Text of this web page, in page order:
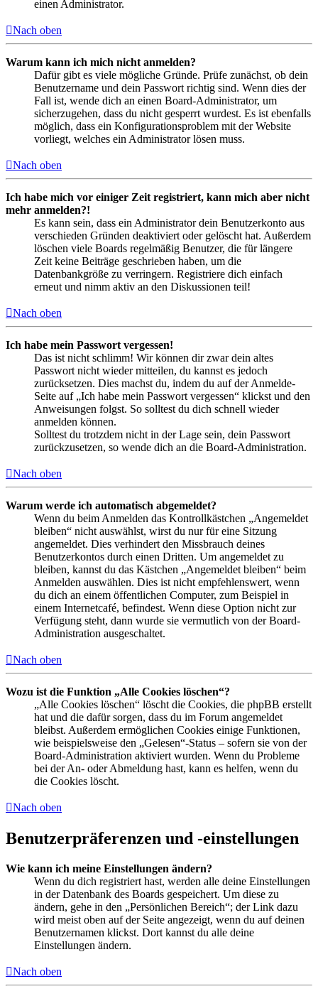
einen Administrator.
Nach oben
Warum kann ich mich nicht anmelden?
Dafür gibt es viele mögliche Gründe. Prüfe zunächst, ob dein
Benutzername und dein Passwort richtig sind. Wenn dies der
Fall ist, wende dich an einen Board-Administrator, um
sicherzugehen, dass du nicht gesperrt wurdest. Es ist ebenfalls
möglich, dass ein Konfigurationsproblem mit der Website
vorliegt, welches ein Administrator lösen muss.
Nach oben
Ich habe mich vor einiger Zeit registriert, kann mich aber nicht
mehr anmelden?!
Es kann sein, dass ein Administrator dein Benutzerkonto aus
verschieden Gründen deaktiviert oder gelöscht hat. Außerdem
löschen viele Boards regelmäßig Benutzer, die für längere
Zeit keine Beiträge geschrieben haben, um die
Datenbankgröße zu verringern. Registriere dich einfach
erneut und nimm aktiv an den Diskussionen teil!
Nach oben
Ich habe mein Passwort vergessen!
Das ist nicht schlimm! Wir können dir zwar dein altes
Passwort nicht wieder mitteilen, du kannst es jedoch
zurücksetzen. Dies machst du, indem du auf der Anmelde-
Seite auf „Ich habe mein Passwort vergessen“ klickst und den
Anweisungen folgst. So solltest du dich schnell wieder
anmelden können.
Solltest du trotzdem nicht in der Lage sein, dein Passwort
zurückzusetzen, so wende dich an die Board-Administration.
Nach oben
Warum werde ich automatisch abgemeldet?
Wenn du beim Anmelden das Kontrollkästchen „Angemeldet
bleiben“ nicht auswählst, wirst du nur für eine Sitzung
angemeldet. Dies verhindert den Missbrauch deines
Benutzerkontos durch einen Dritten. Um angemeldet zu
bleiben, kannst du das Kästchen „Angemeldet bleiben“ beim
Anmelden auswählen. Dies ist nicht empfehlenswert, wenn
du dich an einem öffentlichen Computer, zum Beispiel in
einem Internetcafé, befindest. Wenn diese Option nicht zur
Verfügung steht, dann wurde sie vermutlich von der Board-
Administration ausgeschaltet.
Nach oben
Wozu ist die Funktion „Alle Cookies löschen“?
„Alle Cookies löschen“ löscht die Cookies, die phpBB erstellt
hat und die dafür sorgen, dass du im Forum angemeldet
bleibst. Außerdem ermöglichen Cookies einige Funktionen,
wie beispielsweise den „Gelesen“-Status – sofern sie von der
Board-Administration aktiviert wurden. Wenn du Probleme
bei der An- oder Abmeldung hast, kann es helfen, wenn du
die Cookies löscht.
Nach oben
Benutzerpräferenzen und -einstellungen
Wie kann ich meine Einstellungen ändern?
Wenn du dich registriert hast, werden alle deine Einstellungen
in der Datenbank des Boards gespeichert. Um diese zu
ändern, gehe in den „Persönlichen Bereich“; der Link dazu
wird meist oben auf der Seite angezeigt, wenn du auf deinen
Benutzernamen klickst. Dort kannst du alle deine
Einstellungen ändern.
Nach oben